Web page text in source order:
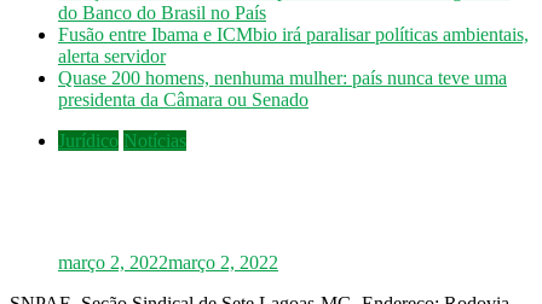
do Banco do Brasil no País
Fusão entre Ibama e ICMbio irá paralisar políticas ambientais,
alerta servidor
Quase 200 homens, nenhuma mulher: país nunca teve uma
presidenta da Câmara ou Senado
Jurídico Notícias
março 2, 2022março 2, 2022